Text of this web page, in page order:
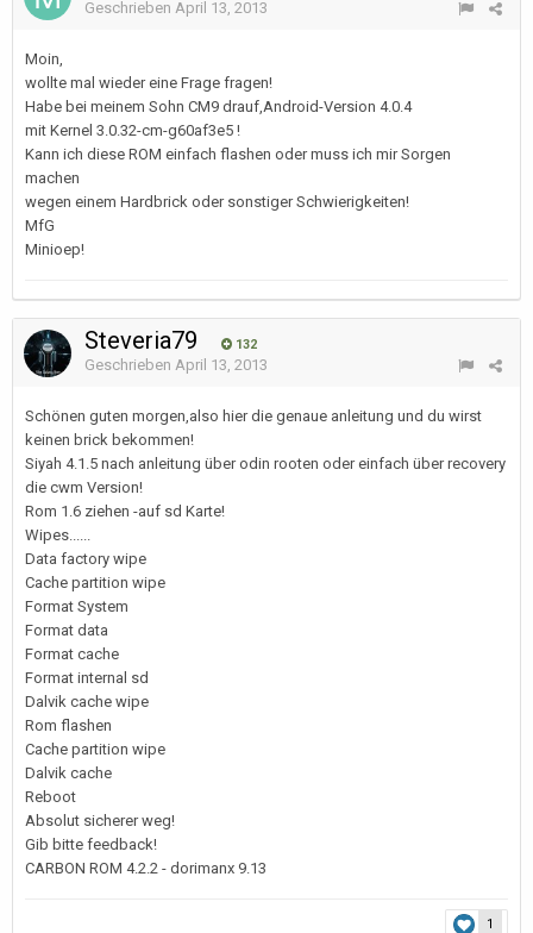
Geschrieben April 13, 2013
Moin,
wollte mal wieder eine Frage fragen!
Habe bei meinem Sohn CM9 drauf,Android-Version 4.0.4
mit Kernel 3.0.32-cm-g60af3e5 !
Kann ich diese ROM einfach flashen oder muss ich mir Sorgen
machen
wegen einem Hardbrick oder sonstiger Schwierigkeiten!
MfG
Minioep!
Steveria79 132
Geschrieben April 13, 2013
Schönen guten morgen,also hier die genaue anleitung und du wirst
keinen brick bekommen!
Siyah 4.1.5 nach anleitung über odin rooten oder einfach über recovery
die cwm Version!
Rom 1.6 ziehen -auf sd Karte!
Wipes......
Data factory wipe
Cache partition wipe
Format System
Format data
Format cache
Format internal sd
Dalvik cache wipe
Rom flashen
Cache partition wipe
Dalvik cache
Reboot
Absolut sicherer weg!
Gib bitte feedback!
CARBON ROM 4.2.2 - dorimanx 9.13
1